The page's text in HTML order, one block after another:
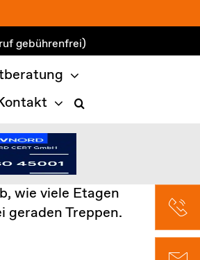
gebührenfrei)
wie viele Etagen
geraden Treppen.